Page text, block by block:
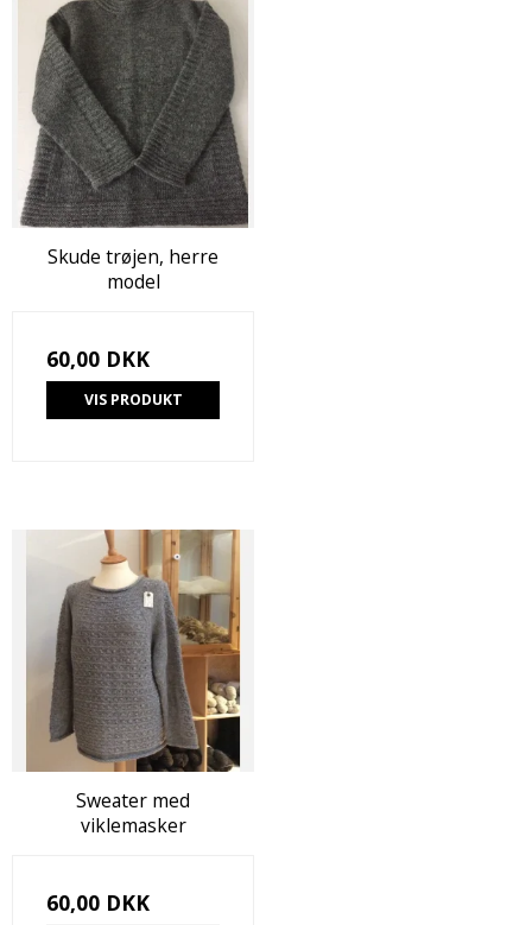
Skude trøjen, herre
model
60,00 DKK
VIS PRODUKT
Sweater med
viklemasker
60,00 DKK